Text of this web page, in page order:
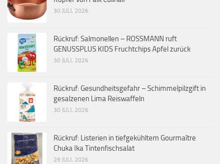
30 JULI, 2026
Rückruf: Salmonellen – ROSSMANN ruft
GENUSSPLUS KIDS Fruchtchips Apfel zurück
30 JULI, 2026
Rückruf: Gesundheitsgefahr – Schimmelpilzgift in
gesalzenen Lima Reiswaffeln
30 JULI, 2026
Rückruf: Listerien in tiefgekühltem Gourmaître
Chuka Ika Tintenfischsalat
29 JULI, 2026